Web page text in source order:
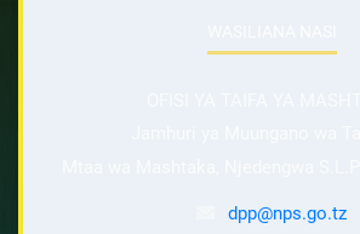
dpp@nps.go.tz